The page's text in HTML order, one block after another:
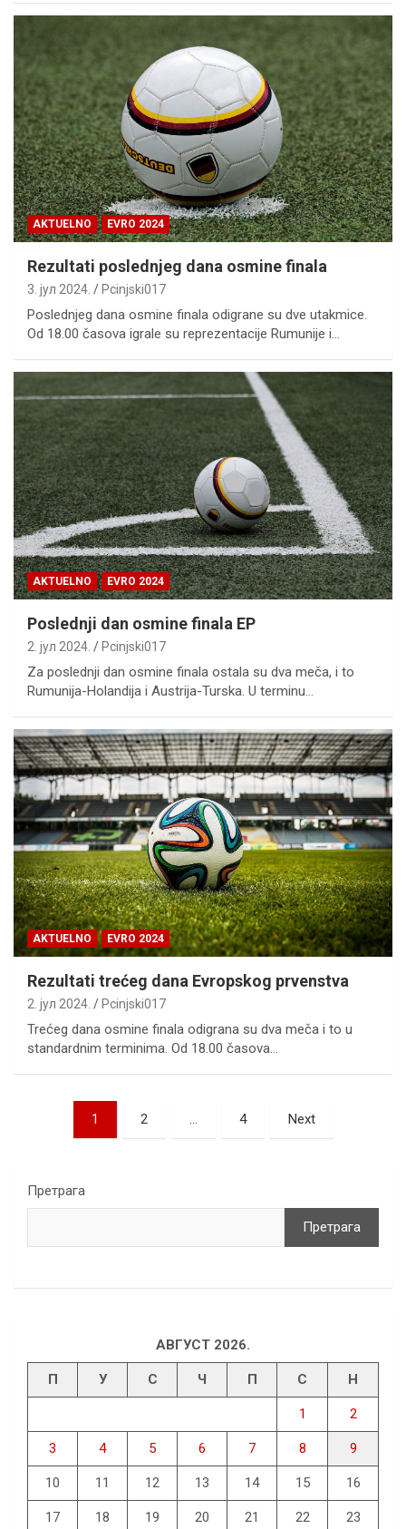
AKTUELNO EVRO 2024
Rezultati poslednjeg dana osmine finala
3. јул 2024. Pcinjski017
Poslednjeg dana osmine finala odigrane su dve utakmice.
Od 18.00 časova igrale su reprezentacije Rumunije i…
AKTUELNO EVRO 2024
Poslednji dan osmine finala EP
2. јул 2024. Pcinjski017
Za poslednji dan osmine finala ostala su dva meča, i to
Rumunija-Holandija i Austrija-Turska. U terminu…
AKTUELNO EVRO 2024
Rezultati trećeg dana Evropskog prvenstva
2. јул 2024. Pcinjski017
Trećeg dana osmine finala odigrana su dva meča i to u
standardnim terminima. Od 18.00 časova…
Пагинација
чланака
1 2 … 4 Next
Претрага
Претрага
АВГУСТ 2026.
П У С Ч П С Н
1 2
3 4 5 6 7 8 9
10 11 12 13 14 15 16
17 18 19 20 21 22 23